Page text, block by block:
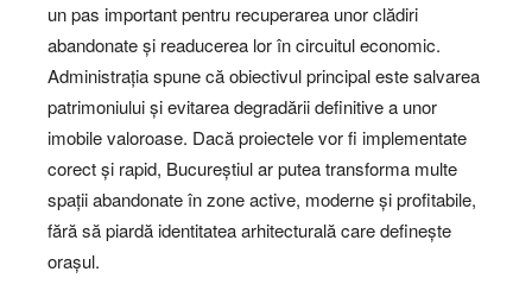
un pas important pentru recuperarea unor clădiri
abandonate și readucerea lor în circuitul economic.
Administrația spune că obiectivul principal este salvarea
patrimoniului și evitarea degradării definitive a unor
imobile valoroase. Dacă proiectele vor fi implementate
corect și rapid, Bucureștiul ar putea transforma multe
spații abandonate în zone active, moderne și profitabile,
fără să piardă identitatea arhitecturală care definește
orașul.